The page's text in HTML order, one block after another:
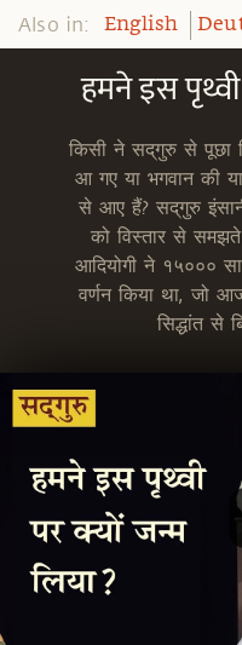
Also in: English
हमने इस
किसी ने सद्‌गुरु से पूछा
आ गए या भगवान की
से आए हैं? सद्‌गुरु
को विस्तार से
आदियोगी ने १५०००
वर्णन किया था, जो
सिद्धांत से